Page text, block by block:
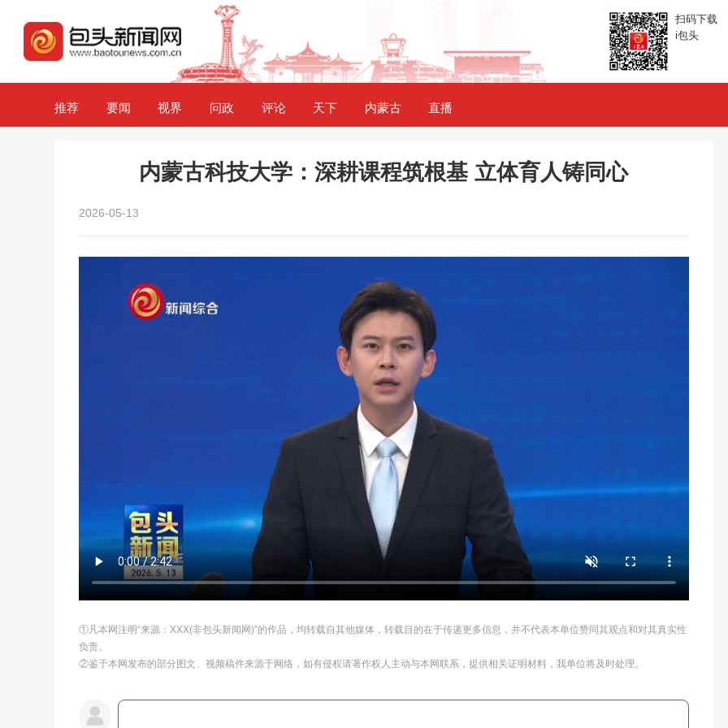
扫码下载
i包头
推荐 要闻 视界 问政 评论 天下 内蒙古 直播
内蒙古科技大学：深耕课程筑根基 立体育人铸同心
2026-05-13
①凡本网注明“来源：XXX(非包头新闻网)”的作品，均转载自其他媒体，转载目的在于传递更多信息，并不代表本单位赞同其观点和对其真实性
负责。
②鉴于本网发布的部分图文、视频稿件来源于网络，如有侵权请著作权人主动与本网联系，提供相关证明材料，我单位将及时处理。